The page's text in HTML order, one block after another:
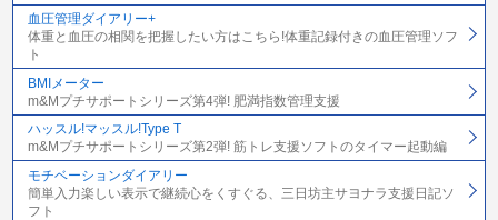
血圧管理ダイアリー+
体重と血圧の相関を把握したい方はこちら!体重記録付きの血圧管理ソフ
ト
BMIメーター
m&Mプチサポートシリーズ第4弾! 肥満指数管理支援
ハッスル!マッスル!Type T
m&Mプチサポートシリーズ第2弾! 筋トレ支援ソフトのタイマー起動編
モチベーションダイアリー
簡単入力楽しい表示で継続心をくすぐる、三日坊主サヨナラ支援日記ソ
フト